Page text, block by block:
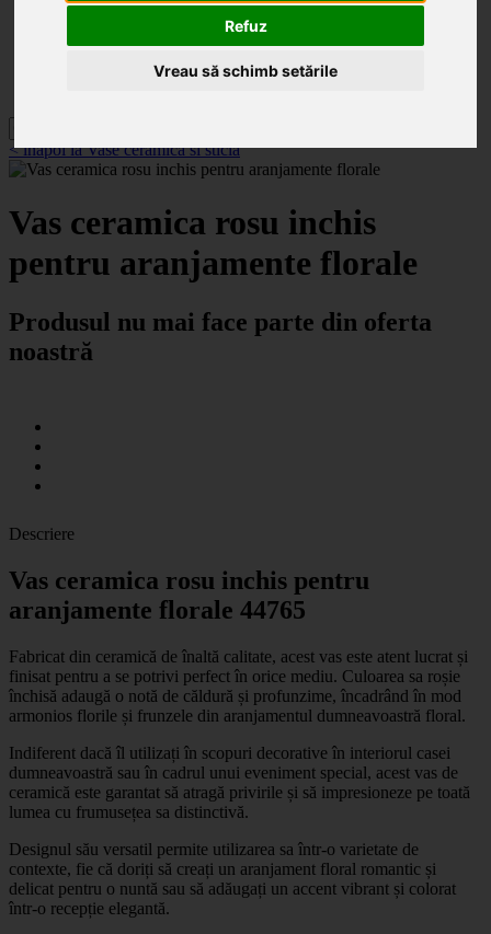
Refuz
Vreau să schimb setările
Acasă
Noutăți
< înapoi la Vase ceramica si sticla
Vas ceramica rosu inchis
pentru aranjamente florale
Produsul nu mai face parte din oferta
noastră
Descriere
Vas ceramica rosu inchis pentru
aranjamente florale 44765
Fabricat din ceramică de înaltă calitate, acest vas este atent lucrat și
finisat pentru a se potrivi perfect în orice mediu. Culoarea sa roșie
închisă adaugă o notă de căldură și profunzime, încadrând în mod
armonios florile și frunzele din aranjamentul dumneavoastră floral.
Indiferent dacă îl utilizați în scopuri decorative în interiorul casei
dumneavoastră sau în cadrul unui eveniment special, acest vas de
ceramică este garantat să atragă privirile și să impresioneze pe toată
lumea cu frumusețea sa distinctivă.
Designul său versatil permite utilizarea sa într-o varietate de
contexte, fie că doriți să creați un aranjament floral romantic și
delicat pentru o nuntă sau să adăugați un accent vibrant și colorat
într-o recepție elegantă.